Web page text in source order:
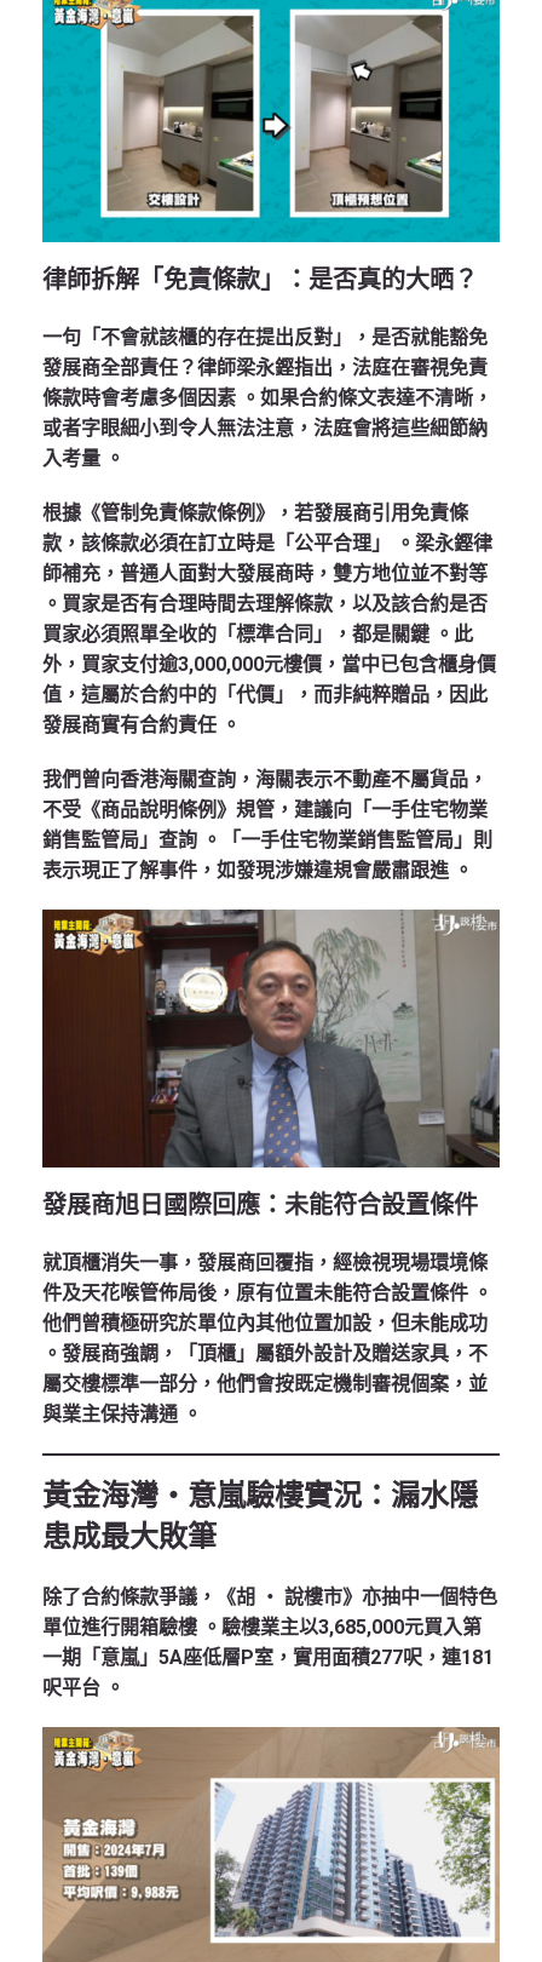
律師拆解「免責條款」：是否真的大晒？
一句「不會就該櫃的存在提出反對」，是否就能豁免
發展商全部責任？律師梁永鏗指出，法庭在審視免責
條款時會考慮多個因素 。如果合約條文表達不清晰，
或者字眼細小到令人無法注意，法庭會將這些細節納
入考量 。
根據《管制免責條款條例》，若發展商引用免責條
款，該條款必須在訂立時是「公平合理」
。梁永鏗律
師補充，普通人面對大發展商時，雙方地位並不對等
。買家是否有合理時間去理解條款，以及該合約是否
買家必須照單全收的「標準合同」，都是關鍵 。此
外，買家支付逾3,000,000元樓價，當中已包含櫃身價
值，這屬於合約中的「代價」，而非純粹贈品，因此
發展商實有合約責任 。
我們曾向香港海關查詢，海關表示不動產不屬貨品，
不受《商品說明條例》規管，建議向「一手住宅物業
銷售監管局」查詢 。「一手住宅物業銷售監管局」則
表示現正了解事件，如發現涉嫌違規會嚴肅跟進 。
發展商旭日國際回應：未能符合設置條件
就頂櫃消失一事，發展商回覆指，經檢視現場環境條
件及天花喉管佈局後，原有位置未能符合設置條件 。
他們曾積極研究於單位內其他位置加設，但未能成功
。發展商強調，「頂櫃」屬額外設計及贈送家具，不
屬交樓標準一部分，他們會按既定機制審視個案，並
與業主保持溝通 。
黃金海灣‧意嵐驗樓實況：漏水隱
患成最大敗筆
除了合約條款爭議，《胡 ‧ 說樓市》亦抽中一個特色
單位進行開箱驗樓 。驗樓業主以3,685,000元買入第
一期「意嵐」5A座低層P室，實用面積277呎，連181
呎平台 。